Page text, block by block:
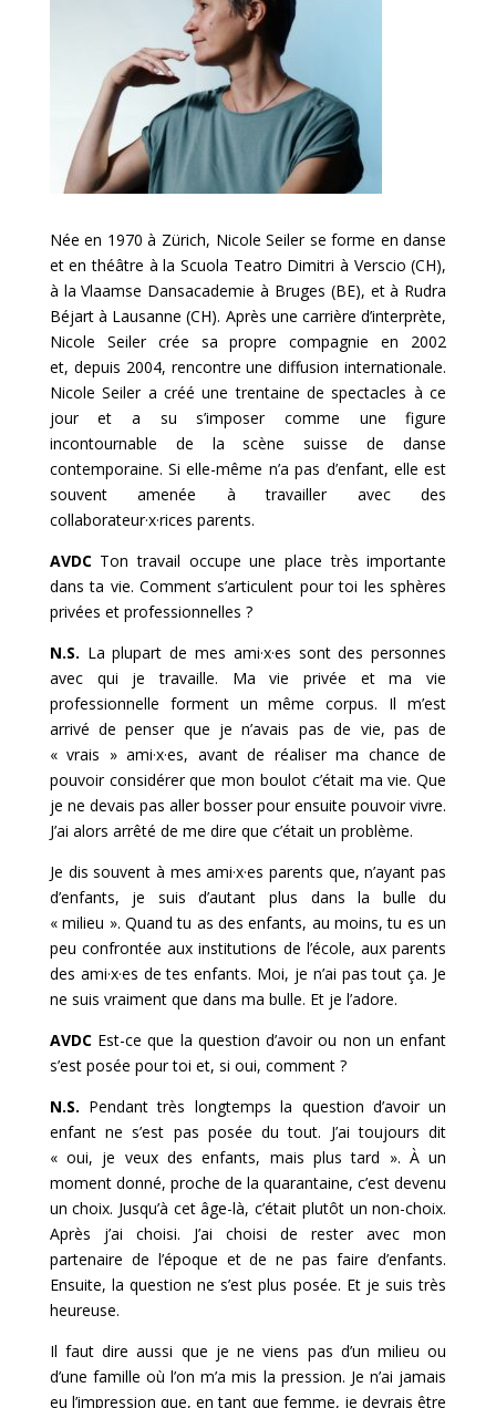
Née en 1970 à Zürich, Nicole Seiler se forme en danse
et en théâtre à la Scuola Teatro Dimitri à Verscio (CH),
à la Vlaamse Dansacademie à Bruges (BE), et à Rudra
Béjart à Lausanne (CH). Après une carrière d’interprète,
Nicole Seiler crée sa propre compagnie en 2002
et, depuis 2004, rencontre une diffusion internationale.
Nicole Seiler a créé une trentaine de spectacles à ce
jour et a su s’imposer comme une figure
incontournable de la scène suisse
de danse
contemporaine. Si elle-même n’a pas d’enfant, elle est
souvent amenée à travailler avec des
collaborateur·x·rices parents.
AVDC Ton travail occupe une place très importante
dans ta vie. Comment s’articulent pour toi les sphères
privées et professionnelles ?
N.S. La plupart de mes ami·x·es sont des personnes
avec qui je travaille. Ma vie privée et ma vie
professionnelle forment un même corpus. Il m’est
arrivé de penser que je n’avais pas de vie, pas de
« vrais » ami·x·es, avant de réaliser ma chance de
pouvoir considérer que mon boulot c’était ma vie. Que
je ne devais pas aller bosser pour ensuite pouvoir vivre.
J’ai alors arrêté de me dire que c’était un problème.
Je dis souvent à mes ami·x·es parents que, n’ayant pas
d’enfants, je suis d’autant plus dans la bulle du
« milieu ». Quand tu as des enfants, au moins, tu es un
peu confrontée aux institutions de l’école, aux parents
des ami·x·es de tes enfants. Moi, je n’ai pas tout ça. Je
ne suis vraiment que dans ma bulle. Et je l’adore.
AVDCEst-ce que la question d’avoir ou non un enfant
s’est posée pour toi et, si oui, comment ?
N.S. Pendant très longtemps la question d’avoir un
enfant ne s’est pas posée du tout. J’ai toujours dit
« oui, je veux des enfants, mais plus tard ». À un
moment donné, proche de la quarantaine, c’est devenu
un choix. Jusqu’à cet âge-là, c’était plutôt un non-choix.
Après j’ai choisi. J’ai choisi de rester avec mon
partenaire de l’époque et de ne pas faire d’enfants.
Ensuite, la question ne s’est plus posée. Et je suis très
heureuse.
Il faut dire aussi que je ne viens pas d’un milieu ou
d’une famille où l’on m’a mis la pression. Je n’ai jamais
eu l’impression que, en tant que femme, je devrais être